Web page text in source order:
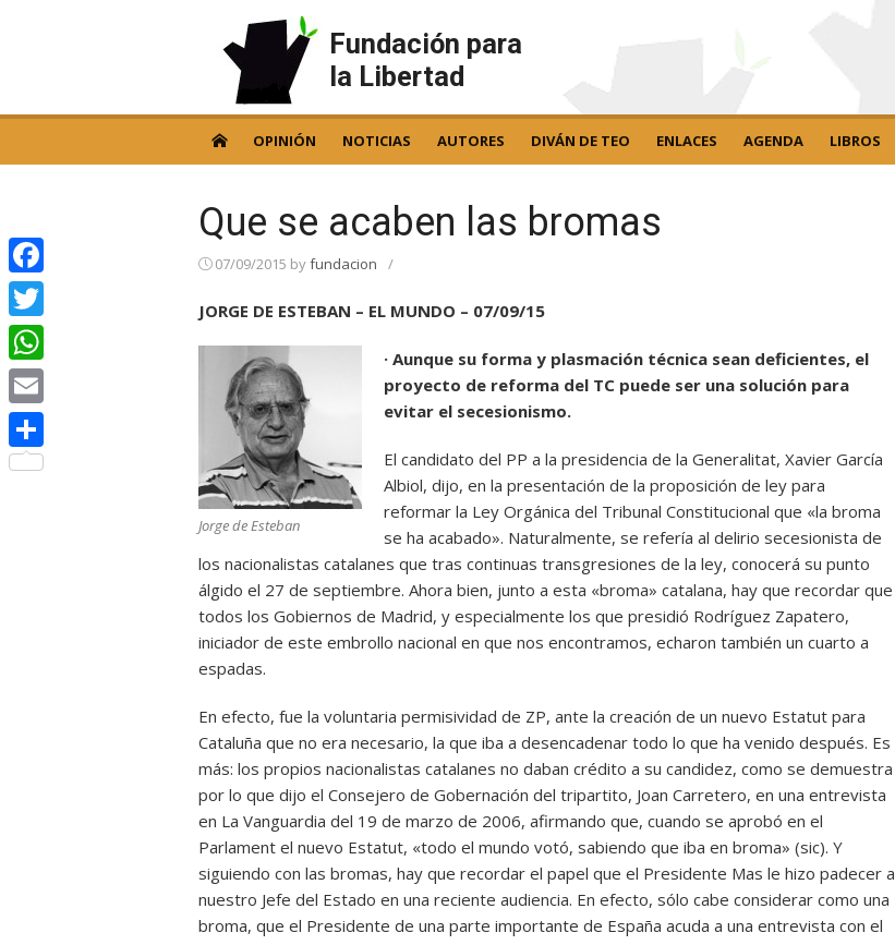
Fundación para
la Libertad
OPINIÓN NOTICIAS AUTORES DIVÁN DE TEO ENLACES AGENDA LIBROS
Que se acaben las bromas
07/09/2015 byfundacion /
JORGE DE ESTEBAN – EL MUNDO – 07/09/15
Jorge de Esteban
· Aunque su forma y plasmación técnica sean deficientes, el
proyecto de reforma del TC puede ser una solución para
evitar el secesionismo.
El candidato del PP a la presidencia de la Generalitat, Xavier García
Albiol, dijo, en la presentación de la proposición de ley para
reformar la Ley Orgánica del Tribunal Constitucional que «la broma
se ha acabado». Naturalmente, se refería al delirio secesionista de
los nacionalistas catalanes que tras continuas transgresiones de la ley, conocerá su punto
álgido el 27 de septiembre. Ahora bien, junto a esta «broma» catalana, hay que recordar que
todos los Gobiernos de Madrid, y especialmente los que presidió Rodríguez Zapatero,
iniciador de este embrollo nacional en que nos encontramos, echaron también un cuarto a
espadas.
En efecto, fue la voluntaria permisividad de ZP, ante la creación de un nuevo Estatut para
Cataluña que no era necesario, la que iba a desencadenar todo lo que ha venido después. Es
más: los propios nacionalistas catalanes no daban crédito a su candidez, como se demuestra
por lo que dijo el Consejero de Gobernación del tripartito, Joan Carretero, en una entrevista
en La Vanguardia del 19 de marzo de 2006, afirmando que, cuando se aprobó en el
Parlament el nuevo Estatut, «todo el mundo votó, sabiendo que iba en broma» (sic). Y
siguiendo con las bromas, hay que recordar el papel que el Presidente Mas le hizo padecer a
nuestro Jefe del Estado en una reciente audiencia. En efecto, sólo cabe considerar como una
broma, que el Presidente de una parte importante de España acuda a una entrevista con el
Facebook
Twitter
WhatsApp
Email
Compartir